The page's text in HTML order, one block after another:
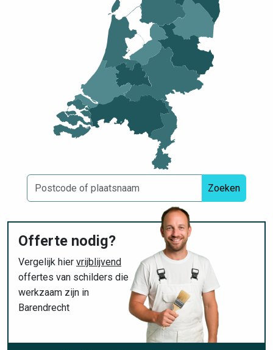
Zoeken
Offerte nodig?
Vergelijk hier vrijblijvend
offertes van schilders die
werkzaam zijn in
Barendrecht